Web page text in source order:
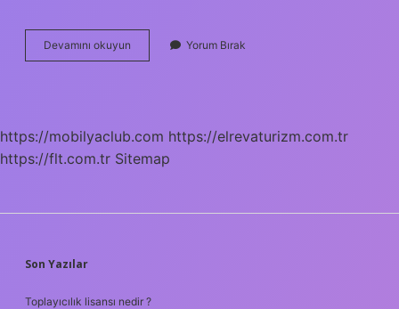
Devamını okuyun
Lam
Yorum Bırak
https://mobilyaclub.com https://elrevaturizm.com.tr
https://flt.com.tr Sitemap
SIDEBAR
Son Yazılar
Toplayıcılık lisansı nedir ?